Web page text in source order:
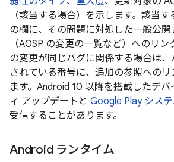
（該当する場合）を示します。該当
の欄に、その問題に対処した一般公
（AOSP の変更の一覧など）へのリ
の変更が同じバグに関係する場合は
されている番号に、追加の参照への
ます。Android 10 以降を搭載したデ
ィ アップデートと Google Play シス
受信することがあります。
Android ランタイム